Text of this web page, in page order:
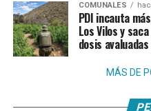
COMUNALES
PDI incauta
Los Vilos y
dosis
MÁS DE